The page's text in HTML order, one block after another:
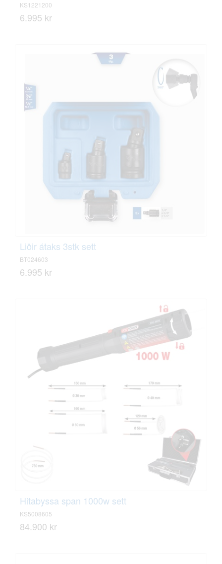
KS1221200
6.995 kr
Liðir átaks 3stk sett
BT024603
6.995 kr
Hitabyssa span 1000w sett
KS5008605
84.900 kr